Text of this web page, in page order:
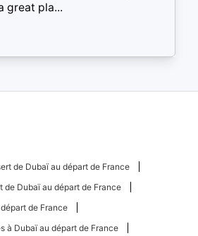
great pla...
de Dubaï au départ de France
de Dubaï au départ de France
de France
à Dubaï au départ de France